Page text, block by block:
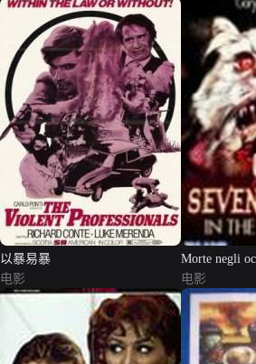
以暴易暴
电影
Morte negli
电影